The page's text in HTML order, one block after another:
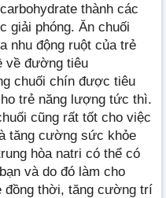
thành các
giải phóng. Ăn chuối
nhu động ruột của trẻ
về đường tiêu
chuối chín được tiêu
trẻ năng lượng tức thì.
cũng rất tốt cho việc
tăng cường sức khỏe
hòa natri có thể có
và do đó làm cho
đồng thời, tăng cường trí